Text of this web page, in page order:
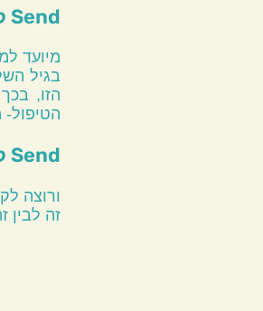
Send לגיל הזהב
מיועד
הזו,
הטיפול-
Send למי שגר במקום מרוחק
ורוצה
זה לבין